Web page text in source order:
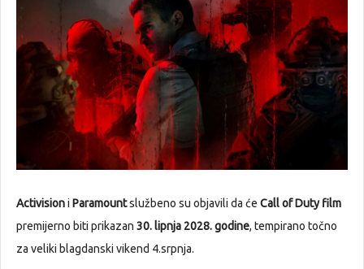
Activisioni Paramountslužbeno su objavili da će Call of Duty film
premijerno biti prikazan 30. lipnja 2028. godine, tempirano točno
za veliki blagdanski vikend 4.srpnja.